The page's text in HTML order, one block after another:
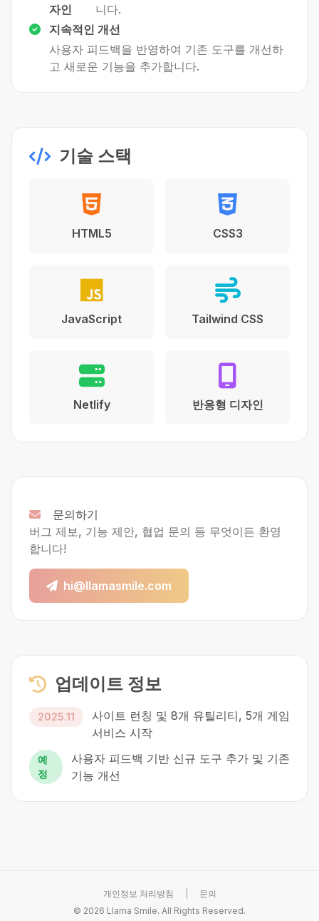
자인
니다.
지속적인 개선
사용자 피드백을 반영하여 기존 도구를 개선하
고 새로운 기능을 추가합니다.
기술 스택
HTML5 CSS3
JavaScript Tailwind CSS
Netlify 반응형 디자인
문의하기
버그 제보, 기능 제안, 협업 문의 등 무엇이든 환영
합니다!
hi@llamasmile.com
업데이트 정보
2025.11
사이트 런칭 및 8개 유틸리티, 5개 게임
서비스 시작
예
정
사용자 피드백 기반 신규 도구 추가 및 기존
기능 개선
개인정보 처리방침
문의
© 2026 Llama Smile. All Rights Reserved.